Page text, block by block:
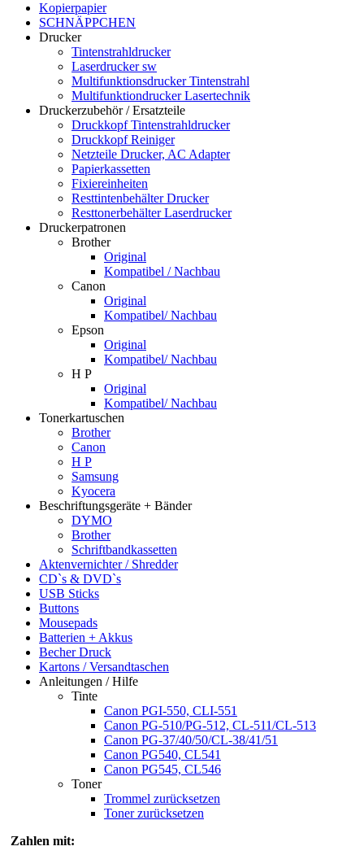
Kopierpapier
SCHNÄPPCHEN
Drucker
Tintenstrahldrucker
Laserdrucker sw
Multifunktionsdrucker Tintenstrahl
Multifunktiondrucker Lasertechnik
Druckerzubehör / Ersatzteile
Druckkopf Tintenstrahldrucker
Druckkopf Reiniger
Netzteile Drucker, AC Adapter
Papierkassetten
Fixiereinheiten
Resttintenbehälter Drucker
Resttonerbehälter Laserdrucker
Druckerpatronen
Brother
Original
Kompatibel / Nachbau
Canon
Original
Kompatibel/ Nachbau
Epson
Original
Kompatibel/ Nachbau
H P
Original
Kompatibel/ Nachbau
Tonerkartuschen
Brother
Canon
H P
Samsung
Kyocera
Beschriftungsgeräte + Bänder
DYMO
Brother
Schriftbandkassetten
Aktenvernichter / Shredder
CD`s & DVD`s
USB Sticks
Buttons
Mousepads
Batterien + Akkus
Becher Druck
Kartons / Versandtaschen
Anleitungen / Hilfe
Tinte
Canon PGI-550, CLI-551
Canon PG-510/PG-512, CL-511/CL-513
Canon PG-37/40/50/CL-38/41/51
Canon PG540, CL541
Canon PG545, CL546
Toner
Trommel zurücksetzen
Toner zurücksetzen
Zahlen mit: